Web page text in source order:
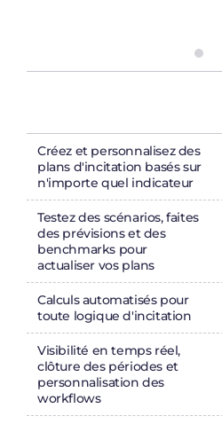
Créez et personnalisez des
plans d'incitation basés sur
n'importe quel indicateur
Testez des scénarios, faites
des prévisions et des
benchmarks pour
actualiser vos plans
Calculs automatisés pour
toute logique d'incitation
Visibilité en temps réel,
clôture des périodes et
personnalisation des
workflows